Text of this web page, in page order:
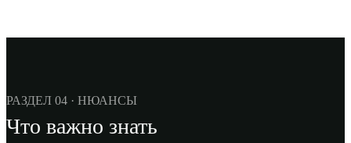
РАЗДЕЛ 04 · НЮАНСЫ
Что важно знать